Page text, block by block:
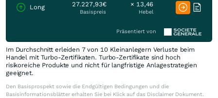
Long 27.227,93€
Basispreis
× 13,46
Hebel
Präsentiert von
Im Durchschnitt erleiden 7 von 10 Kleinanlegern Verluste beim
Handel mit Turbo-Zertifikaten. Turbo-Zertifikate sind hoch
risikoreiche Produkte und nicht für langfristige Anlagestrategien
geeignet.
Den Basisprospekt sowie die Endgültigen Bedingungen und die
Basisinformationsblätter erhalten Sie bei Klick auf das Disclaimer Dokument.